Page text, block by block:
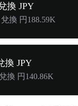
換 JPY
換 円188.59K
換 JPY
換 円140.86K